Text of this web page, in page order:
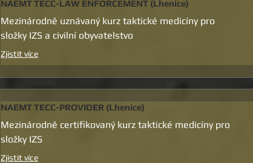
NAEMT TECC-LAW ENFORCEMENT (Lhenice)
Mezinárodně uznávaný kurz taktické medicíny pro
složky IZS a civilní obyvatelstvo
Zjistit více
NAEMT TECC-PROVIDER (Lhenice)
Mezinárodně certifikovaný kurz taktické medicíny pro
složky IZS
Zjistit více